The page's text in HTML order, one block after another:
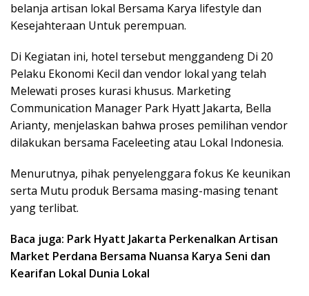
belanja artisan lokal Bersama Karya lifestyle dan
Kesejahteraan Untuk perempuan.
Di Kegiatan ini, hotel tersebut menggandeng Di 20
Pelaku Ekonomi Kecil dan vendor lokal yang telah
Melewati proses kurasi khusus. Marketing
Communication Manager Park Hyatt Jakarta, Bella
Arianty, menjelaskan bahwa proses pemilihan vendor
dilakukan bersama Faceleeting atau Lokal Indonesia.
Menurutnya, pihak penyelenggara fokus Ke keunikan
serta Mutu produk Bersama masing-masing tenant
yang terlibat.
Baca juga: Park Hyatt Jakarta Perkenalkan Artisan
Market Perdana Bersama Nuansa Karya Seni dan
Kearifan Lokal Dunia Lokal